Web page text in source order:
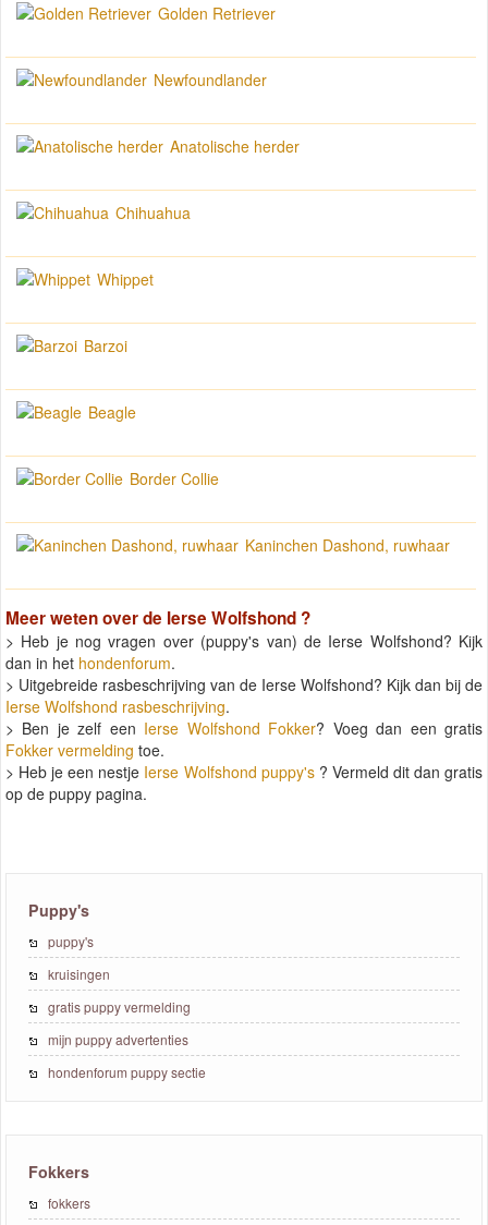
Golden Retriever
Newfoundlander
Anatolische herder
Chihuahua
Whippet
Barzoi
Beagle
Border Collie
Kaninchen Dashond, ruwhaar
Meer weten over de Ierse Wolfshond ?
> Heb je nog vragen over (puppy's van) de Ierse Wolfshond? Kijk
dan in het hondenforum.
> Uitgebreide rasbeschrijving van de Ierse Wolfshond? Kijk dan bij de
Ierse Wolfshond rasbeschrijving.
> Ben je zelf een Ierse Wolfshond Fokker? Voeg dan een gratis
Fokker vermelding toe.
> Heb je een nestje Ierse Wolfshond puppy's? Vermeld dit dan gratis
op de puppy pagina.
Puppy's
puppy's
kruisingen
gratis puppy vermelding
mijn puppy advertenties
hondenforum puppy sectie
Fokkers
fokkers